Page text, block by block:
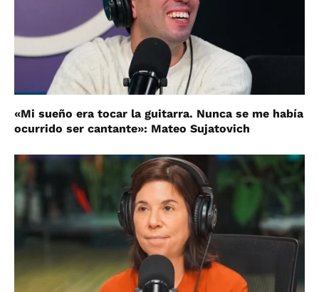
«Mi sueño era tocar la guitarra. Nunca se me había
ocurrido ser cantante»: Mateo Sujatovich